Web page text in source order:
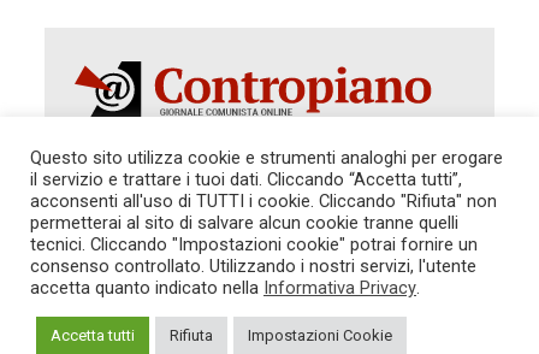
Autorizzazione del Tribunale di Roma 286 del 31
dicembre 2014. Direttore Responsabile: Sergio
Cararo. Indirizzo: V.Casalbruciato 27- sc. B - 00159
Tel. 06.640.122.19 -redazione@contropiano.org
TG CONTROPIANO
LINK CONSIGLIATI
PRIVACY
COOKIE POLICY
Questo sito utilizza cookie e strumenti analoghi per erogare
il servizio e trattare i tuoi dati. Cliccando “Accetta tutti”,
acconsenti all'uso di TUTTI i cookie. Cliccando "Rifiuta" non
permetterai al sito di salvare alcun cookie tranne quelli
tecnici. Cliccando "Impostazioni cookie" potrai fornire un
consenso controllato. Utilizzando i nostri servizi, l'utente
accetta quanto indicato nella Informativa Privacy.
Accetta tutti Rifiuta Impostazioni Cookie